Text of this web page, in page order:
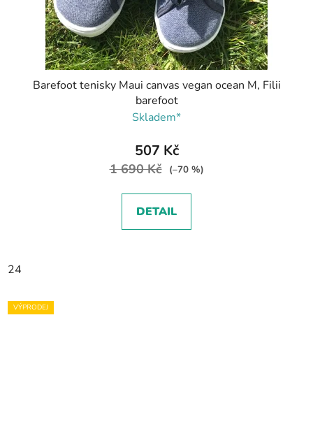
Barefoot tenisky Maui canvas vegan ocean M, Filii
barefoot
Skladem*
507 Kč
1 690 Kč (–70 %)
DETAIL
24
VÝPRODEJ